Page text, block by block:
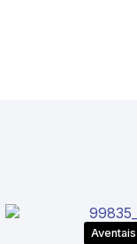
Aventais